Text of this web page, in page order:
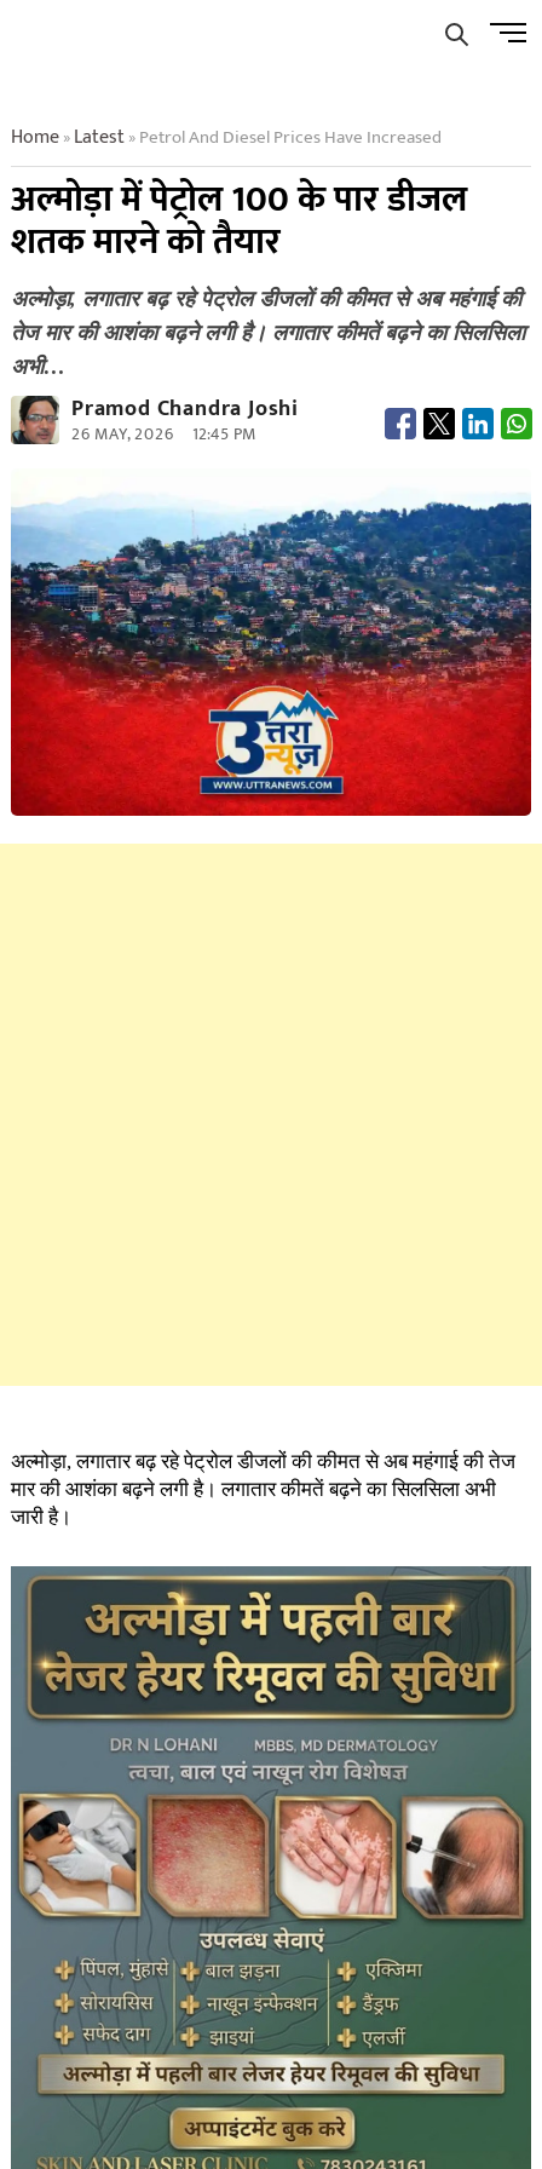
Menu
Home»Latest»Petrol And Diesel Prices Have Increased
अल्मोड़ा में पेट्रोल 100 के पार डीजल
शतक मारने को तैयार
अल्मोड़ा, लगातार बढ़ रहे पेट्रोल डीजलों की कीमत से अब महंगाई की
तेज मार की आशंका बढ़ने लगी है। लगातार कीमतें बढ़ने का सिलसिला
अभी…
Pramod Chandra Joshi
26 MAY, 2026 12:45 PM
अल्मोड़ा, लगातार बढ़ रहे पेट्रोल डीजलों की कीमत से अब महंगाई की तेज
मार की आशंका बढ़ने लगी है। लगातार कीमतें बढ़ने का सिलसिला अभी
जारी है।